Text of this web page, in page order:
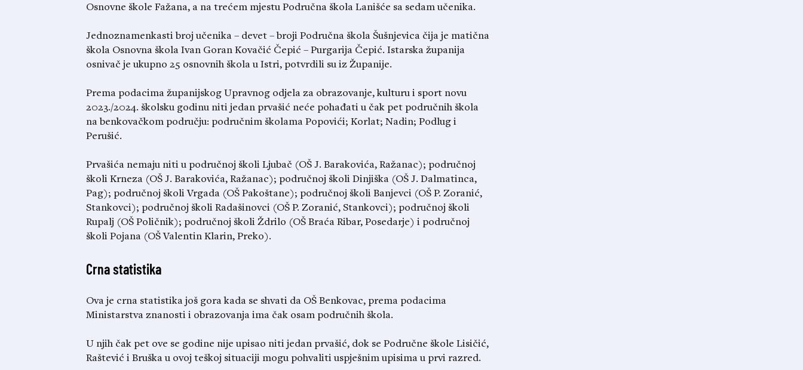
Osnovne škole Fažana, a na trećem mjestu Područna škola Lanišće sa sedam učenika.
Jednoznamenkasti broj učenika – devet – broji Područna škola Šušnjevica čija je matična
škola Osnovna škola Ivan Goran Kovačić Čepić – Purgarija Čepić. Istarska županija
osnivač je ukupno 25 osnovnih škola u Istri, potvrdili su iz Županije.
Prema podacima županijskog Upravnog odjela za obrazovanje, kulturu i sport novu
2023./2024. školsku godinu niti jedan prvašić neće pohađati u čak pet područnih škola
na benkovačkom području: područnim školama Popovići; Korlat; Nadin; Podlug i
Perušić.
Prvašića nemaju niti u područnoj školi Ljubač (OŠ J. Barakovića, Ražanac); područnoj
školi Krneza (OŠ J. Barakovića, Ražanac); područnoj školi Dinjiška (OŠ J. Dalmatinca,
Pag); područnoj školi Vrgada (OŠ Pakoštane); područnoj školi Banjevci (OŠ P. Zoranić,
Stankovci); područnoj školi Radašinovci (OŠ P. Zoranić, Stankovci); područnoj školi
Rupalj (OŠ Poličnik); područnoj školi Ždrilo (OŠ Braća Ribar, Posedarje) i područnoj
školi Pojana (OŠ Valentin Klarin, Preko).
Crna statistika
Ova je crna statistika još gora kada se shvati da OŠ Benkovac, prema podacima
Ministarstva znanosti i obrazovanja ima čak osam područnih škola.
U njih čak pet ove se godine nije upisao niti jedan prvašić, dok se Područne škole Lisičić,
Raštević i Bruška u ovoj teškoj situaciji mogu pohvaliti uspješnim upisima u prvi razred.